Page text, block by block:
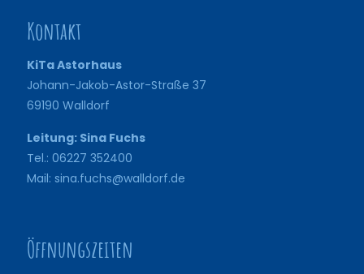
Kontakt
KiTa Astorhaus
Johann-Jakob-Astor-Straße 37
69190 Walldorf
Leitung: Sina Fuchs
Tel.: 06227 352400
Mail: sina.fuchs@walldorf.de
Öffnungszeiten